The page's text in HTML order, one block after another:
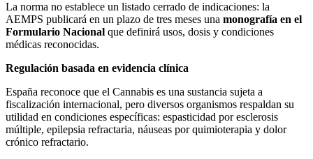
La norma no establece un listado cerrado de indicaciones: la
AEMPS publicará en un plazo de tres meses una monografía en el
Formulario Nacional que definirá usos, dosis y condiciones
médicas reconocidas.
Regulación basada en evidencia clínica
España reconoce que el Cannabis es una sustancia sujeta a
fiscalización internacional, pero diversos organismos respaldan su
utilidad en condiciones específicas: espasticidad por esclerosis
múltiple, epilepsia refractaria, náuseas por quimioterapia y dolor
crónico refractario.